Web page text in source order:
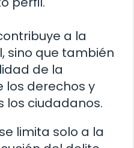
a la
sino que también
de la
los derechos y
los ciudadanos.
limita solo a la